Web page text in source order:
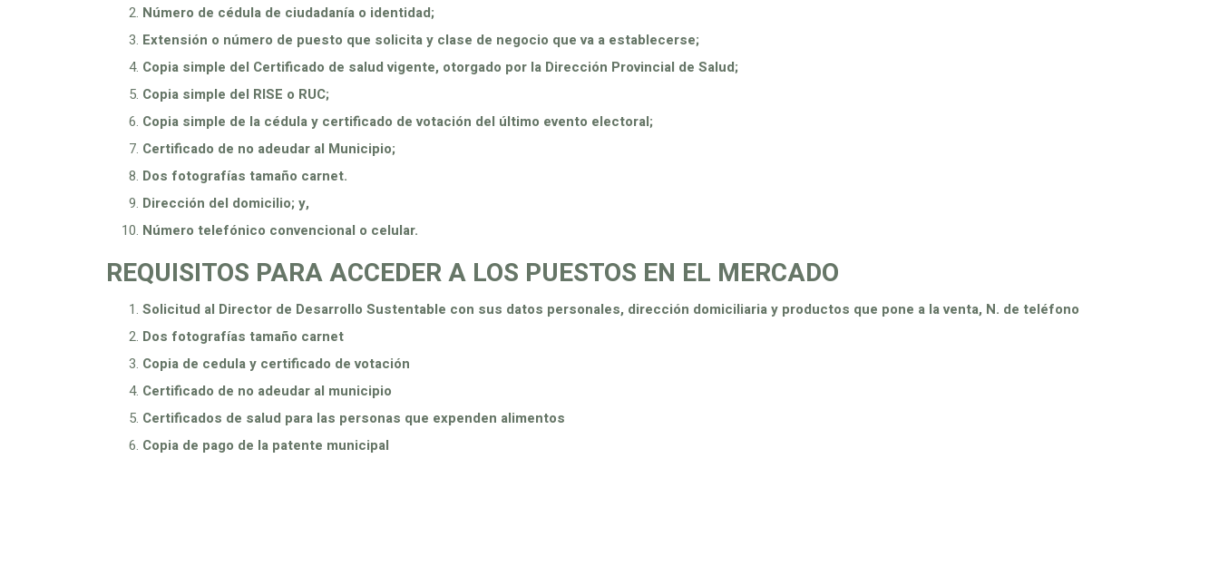
Número de cédula de ciudadanía o identidad;
Extensión o número de puesto que solicita y clase de negocio que va a establecerse;
Copia simple del Certificado de salud vigente, otorgado por la Dirección Provincial de Salud;
Copia simple del RISE o RUC;
Copia simple de la cédula y certificado de votación del último evento electoral;
Certificado de no adeudar al Municipio;
Dos fotografías tamaño carnet.
Dirección del domicilio; y,
Número telefónico convencional o celular.
REQUISITOS PARA ACCEDER A LOS PUESTOS EN EL MERCADO
Solicitud al Director de Desarrollo Sustentable con sus datos personales, dirección domiciliaria y productos que pone a la venta, N. de teléfono
Dos fotografías tamaño carnet
Copia de cedula y certificado de votación
Certificado de no adeudar al municipio
Certificados de salud para las personas que expenden alimentos
Copia de pago de la patente municipal